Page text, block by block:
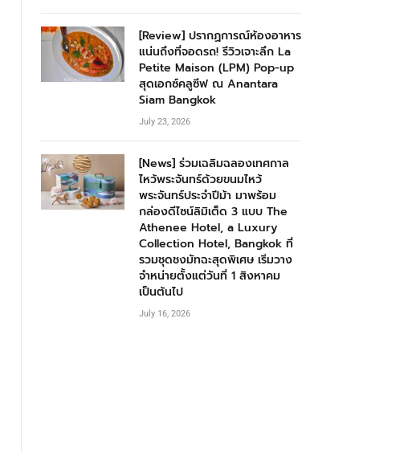
[Review] ปรากฏการณ์ห้องอาหาร
แน่นถึงที่จอดรถ! รีวิวเจาะลึก La
Petite Maison (LPM) Pop-up
สุดเอกซ์คลูซีฟ ณ Anantara
Siam Bangkok
July 23, 2026
[News] ร่วมเฉลิมฉลองเทศกาล
ไหว้พระจันทร์ด้วยขนมไหว้
พระจันทร์ประจำปีม้า มาพร้อม
กล่องดีไซน์ลิมิเต็ด 3 แบบ The
Athenee Hotel, a Luxury
Collection Hotel, Bangkok ที่
รวมชุดชงมัทฉะสุดพิเศษ เริ่มวาง
จำหน่ายตั้งแต่วันที่ 1 สิงหาคม
เป็นต้นไป
July 16, 2026